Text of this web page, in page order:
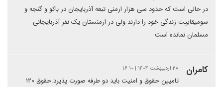
در حالی است که حدود سی هزار ارمنی تبعه آذربایجان در باکو و گنجه و
سومیقاییت زندگی خود را دارند ولی در ارمنستان یک نفر آذربایجانی
مسلمان نمانده است
کامران ۲۸ اردیبهشت ۱۴۰۴ | ۱۶:۱۰
تامیین حقوق و امنیت باید دو طرفه صورت پذیرد.حقوق ۱۲۰